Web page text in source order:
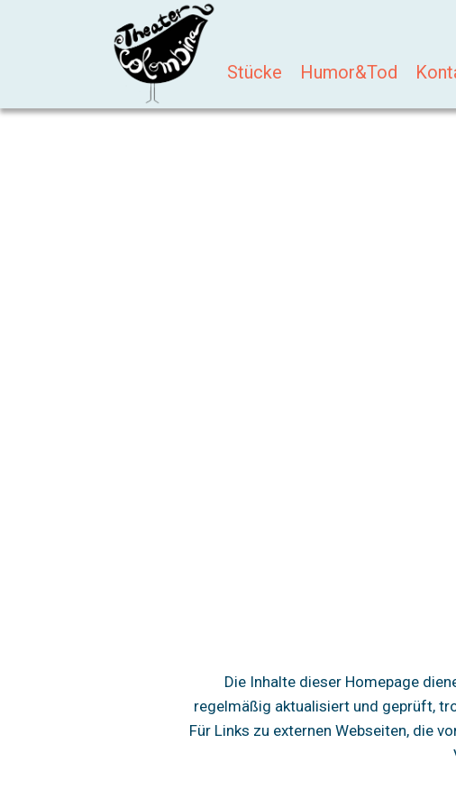
Stücke Humor&Tod
Die Inhalte dieser Homepage
regelmäßig aktualisiert und geprüft,
Für Links zu externen Webseiten, die